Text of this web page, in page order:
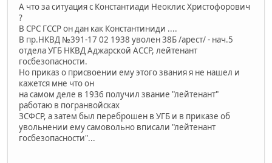
А что за ситуация с Константиади Неоклис Христофорович
?
В СРС ГССР он дан как Константиниди ....
В пр.НКВД №391-17 02 1938 уволен 38Б /арест/ - нач.5
отдела УГБ НКВД Аджарской АССР, лейтенант
госбезопасности.
Но приказ о присвоении ему этого звания я не нашел и
кажется мне что он
на самом деле в 1936 получил звание "лейтенант"
работаю в погранвойсках
ЗСФСР, а затем был переброшен в УГБ и в приказе об
увольнении ему самовольно вписали "лейтенант
госбезопасности"...